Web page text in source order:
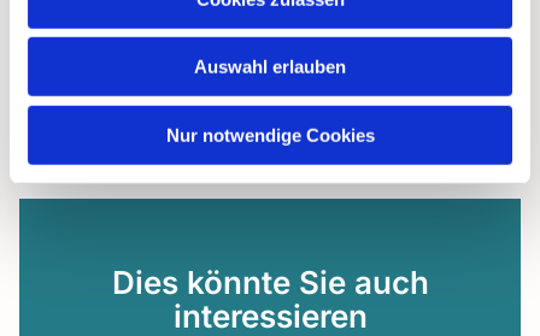
Auswahl erlauben
Nur notwendige Cookies
Herzlich grüßt Ihre Pfarrerin
Dies könnte Sie auch
interessieren